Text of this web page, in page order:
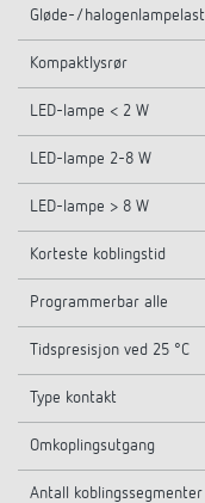
Gløde-/halogenlampelast
Kompaktlysrør
LED-lampe < 2 W
LED-lampe 2-8 W
LED-lampe > 8 W
Korteste koblingstid
Programmerbar alle
Tidspresisjon ved 25 °C
Type kontakt
Omkoplingsutgang
Antall koblingssegmenter